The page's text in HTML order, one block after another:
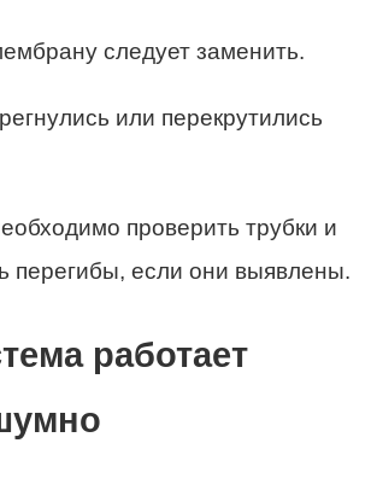
следует заменить.
или перекрутились
проверить трубки и
перегибы, если они выявлены.
работает